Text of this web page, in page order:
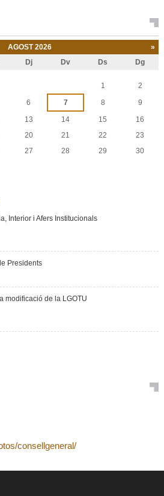
AGOST 2026 »
Dj Dv Ds Dg
1
2
6 7 8
9
13 14 15
16
20 21 22
23
27 28 29
30
Interior i Afers Institucionals
Presidents
modificació de la LGOTU
consellgeneral/